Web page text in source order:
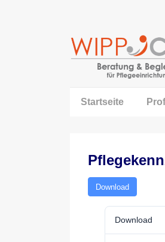
Navigation
Startseite
Download
Download